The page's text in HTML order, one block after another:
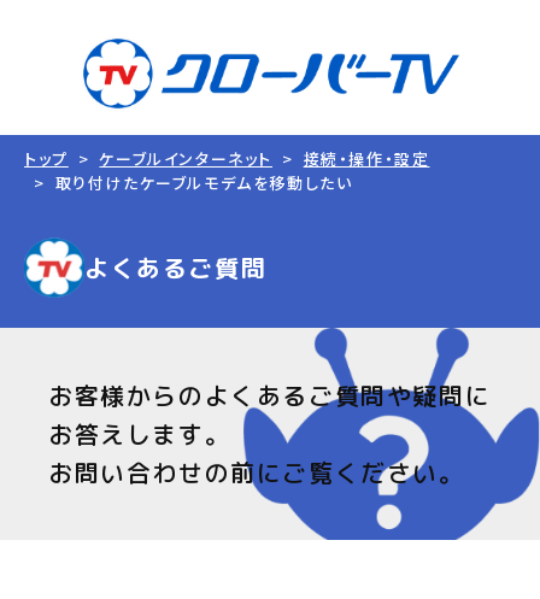
トップ ケーブルインターネット
接続・操作・設定
取り付けたケーブルモデムを移動したい
よくあるご質問
お客様からのよくあるご質問や疑問に
お答えします。
お問い合わせの前にご覧ください。